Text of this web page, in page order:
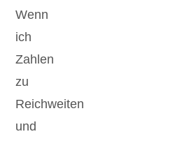
Wenn
ich
Zahlen
zu
Reichweiten
und